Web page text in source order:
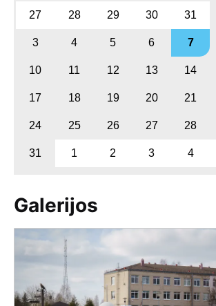
27 28 29 30 31
3 4 5 6 7
10 11 12 13 14
17 18 19 20 21
24 25 26 27 28
31 1 2 3 4
Galerijos